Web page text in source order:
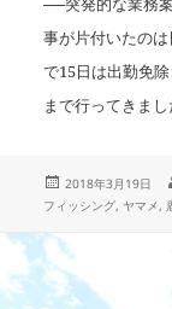
──突発的な業務
事が片付いたの
で15日は出勤免
まで行ってきまし
投
日:
2018年3月19日
フィッシング, ヤマメ ,